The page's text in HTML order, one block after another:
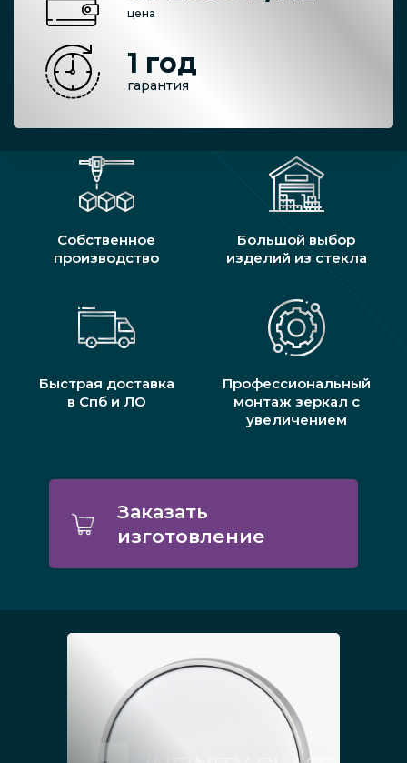
цена
1 год
гарантия
Собственное
производство
Большой выбор
изделий из стекла
Быстрая доставка
в Спб и ЛО
Профессиональный
монтаж зеркал с
увеличением
Заказать
изготовление